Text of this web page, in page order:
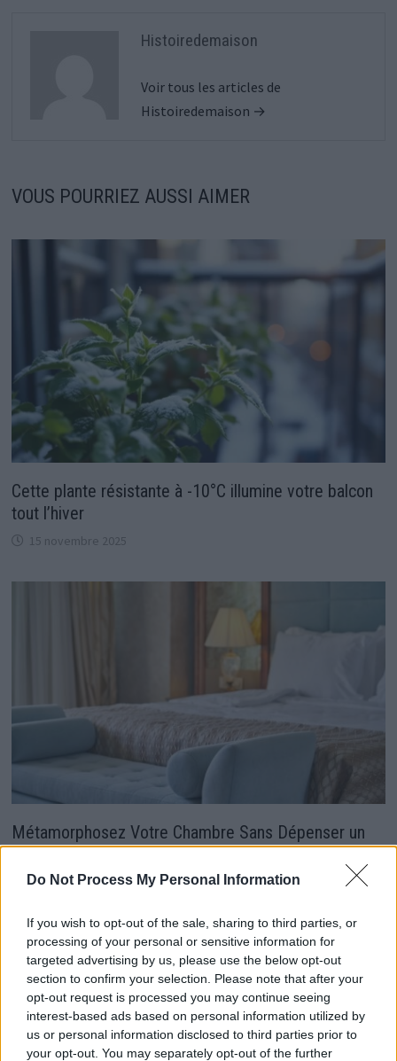
Do Not Process My Personal Information
If you wish to opt-out of the sale, sharing to third parties, or
processing of your personal or sensitive information for
targeted advertising by us, please use the below opt-out
section to confirm your selection. Please note that after your
opt-out request is processed you may continue seeing
interest-based ads based on personal information utilized by
us or personal information disclosed to third parties prior to
your opt-out. You may separately opt-out of the further
Histoiredemaison
Voir tous les articles de
Histoiredemaison →
VOUS POURRIEZ AUSSI AIMER
Cette plante résistante à -10°C illumine votre balcon
tout l’hiver
15 novembre 2025
Métamorphosez Votre Chambre Sans Dépenser un
Centime!
16 juin 2024